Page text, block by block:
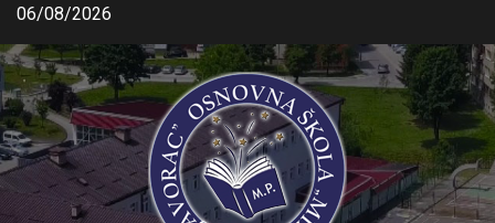
06/08/2026